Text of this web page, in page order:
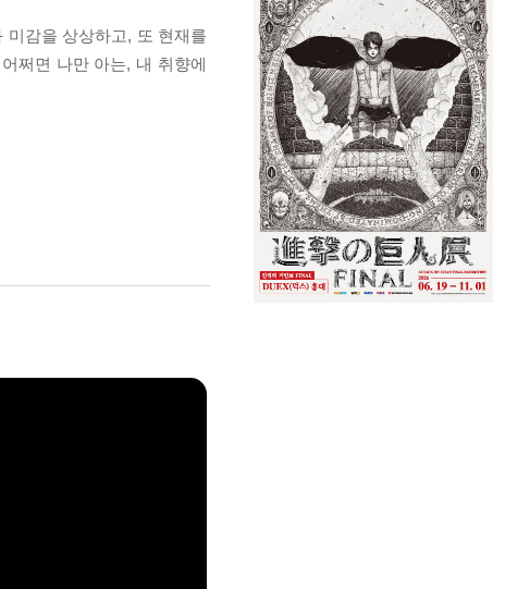
감을 상상하고, 또 현재를
쩌면 나만 아는, 내 취향에